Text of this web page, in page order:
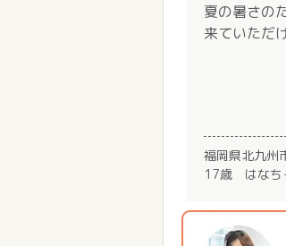
夏の暑さの
来ていただ
福岡県北九州
17歳 はなち